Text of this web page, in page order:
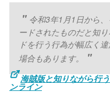
令和3年1月1日から
ードされたものだと知
ドを行う行為が幅広く
場合もあります。
海賊版と知りながら行
ンライン